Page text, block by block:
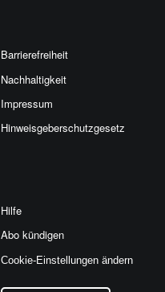
Barrierefreiheit
Nachhaltigkeit
Impressum
Hinweis­geber­schutz­gesetz
Hilfe
Abo kündigen
Cookie-Einstellungen ändern